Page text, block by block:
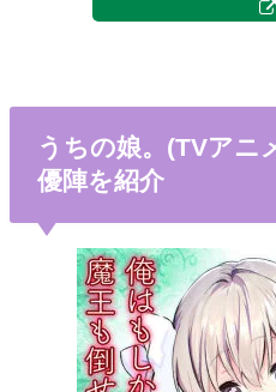
うちの娘。(TVアニ
優陣を紹介